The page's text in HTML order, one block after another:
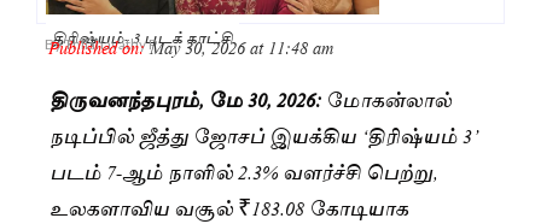
திரிஷ்யம்- 3 படக் காட்சி
ByThilahavathy P
Published on:May 30, 2026 at 11:48 am
திருவனந்தபுரம், மே 30, 2026: மோகன்லால்
நடிப்பில் ஜீத்து ஜோசப் இயக்கிய ‘திரிஷ்யம் 3’
படம் 7-ஆம் நாளில் 2.3% வளர்ச்சி பெற்று,
உலகளாவிய வசூல் ₹183.08 கோடியாக